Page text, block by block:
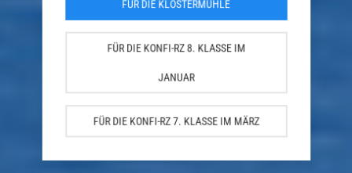
FÜR DIE KONFI-RZ 7. KLASSE IM MÄRZ